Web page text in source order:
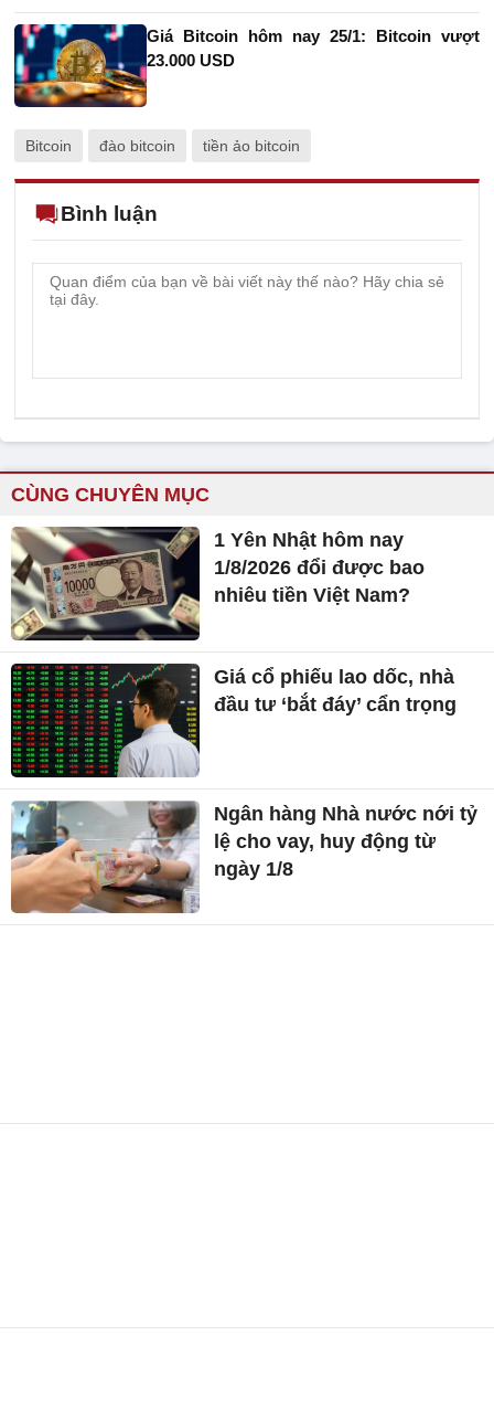
Giá Bitcoin hôm nay 25/1: Bitcoin vượt
23.000 USD
Bitcoin đào bitcoin tiền ảo bitcoin
Bình luận
CÙNG CHUYÊN MỤC
1 Yên Nhật hôm nay
1/8/2026 đổi được bao
nhiêu tiền Việt Nam?
Giá cổ phiếu lao dốc, nhà
đầu tư ‘bắt đáy’ cẩn trọng
Ngân hàng Nhà nước nới tỷ
lệ cho vay, huy động từ
ngày 1/8